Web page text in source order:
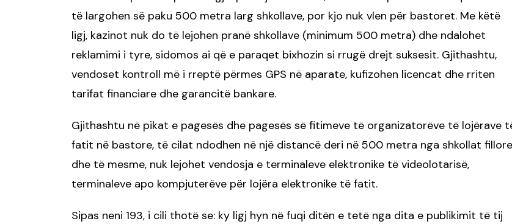
të largohen së paku 500 metra larg shkollave, por kjo nuk vlen për bastoret. Me këtë
ligj, kazinot nuk do të lejohen pranë shkollave (minimum 500 metra) dhe ndalohet
reklamimi i tyre, sidomos ai që e paraqet bixhozin si rrugë drejt suksesit. Gjithashtu,
vendoset kontroll më i rreptë përmes GPS në aparate, kufizohen licencat dhe rriten
tarifat financiare dhe garancitë bankare.
Gjithashtu në pikat e pagesës dhe pagesës së fitimeve të organizatorëve të lojërave
fatit në bastore, të cilat ndodhen në një distancë deri në 500 metra nga shkollat fillore
dhe të mesme, nuk lejohet vendosja e terminaleve elektronike të videolotarisë,
terminaleve apo kompjuterëve për lojëra elektronike të fatit.
Sipas neni 193, i cili thotë se: ky ligj hyn në fuqi ditën e tetë nga dita e publikimit të tij